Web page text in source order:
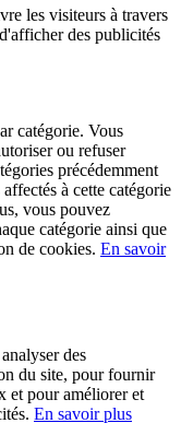
les visiteurs à travers
des publicités
catégorie. Vous
ou refuser
précédemment
à cette catégorie
vous pouvez
catégorie ainsi que
de cookies. En savoir
des
du site, pour fournir
et pour améliorer et
En savoir plus